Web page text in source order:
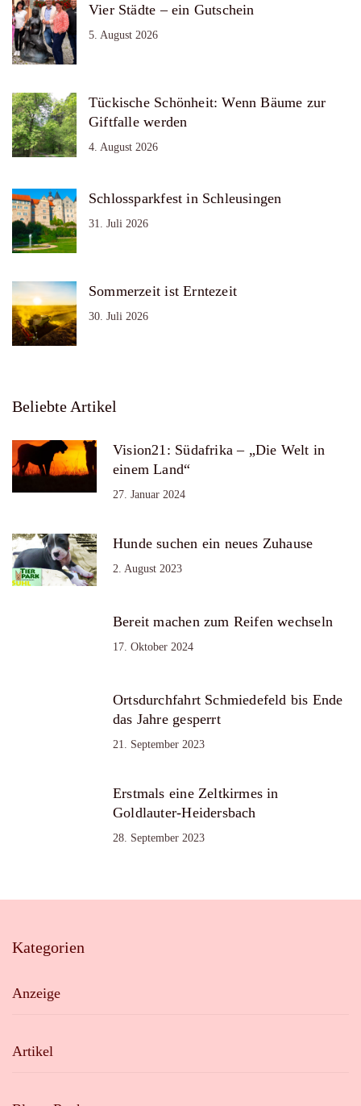
Vier Städte – ein Gutschein
5. August 2026
Tückische Schönheit: Wenn Bäume zur
Giftfalle werden
4. August 2026
Schlossparkfest in Schleusingen
31. Juli 2026
Sommerzeit ist Erntezeit
30. Juli 2026
Beliebte Artikel
Vision21: Südafrika – „Die Welt in
einem Land“
27. Januar 2024
Hunde suchen ein neues Zuhause
2. August 2023
Bereit machen zum Reifen wechseln
17. Oktober 2024
Ortsdurchfahrt Schmiedefeld bis Ende
das Jahre gesperrt
21. September 2023
Erstmals eine Zeltkirmes in
Goldlauter-Heidersbach
28. September 2023
Kategorien
Anzeige
Artikel